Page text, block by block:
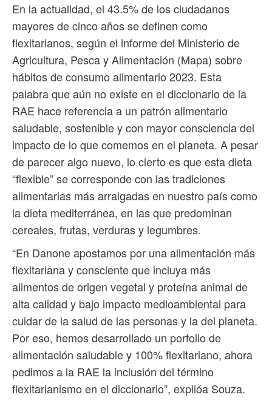
En la actualidad, el 43.5% de los ciudadanos
mayores de cinco años se definen como
flexitarianos, según el informe del Ministerio de
Agricultura, Pesca y Alimentación (Mapa) sobre
hábitos de consumo alimentario 2023. Esta
palabra que aún no existe en el diccionario de la
RAE hace referencia a un patrón alimentario
saludable, sostenible y con mayor consciencia del
impacto de lo que comemos en el planeta. A pesar
de parecer algo nuevo, lo cierto es que esta dieta
“flexible” se corresponde con las tradiciones
alimentarias más arraigadas en nuestro país como
la dieta mediterránea, en las que predominan
cereales, frutas, verduras y legumbres.
“En Danone apostamos por una alimentación más
flexitariana y consciente que incluya más
alimentos de origen vegetal y proteína animal de
alta calidad y bajo impacto medioambiental para
cuidar de la salud de las personas y la del planeta.
Por eso, hemos desarrollado un porfolio de
alimentación saludable y 100% flexitariano, ahora
pedimos a la RAE la inclusión del término
flexitarianismo en el diccionario”, explióa Souza.